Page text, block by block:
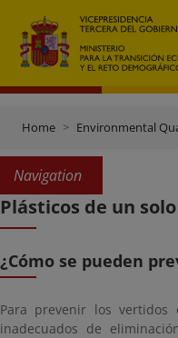
Home Environmental
Navigation
Plásticos de un
¿Cómo se pueden
Para prevenir los
inadecuados de